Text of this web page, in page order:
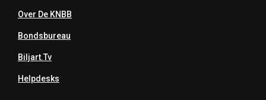
Over De KNBB
Bondsbureau
Biljart.tv
Helpdesks